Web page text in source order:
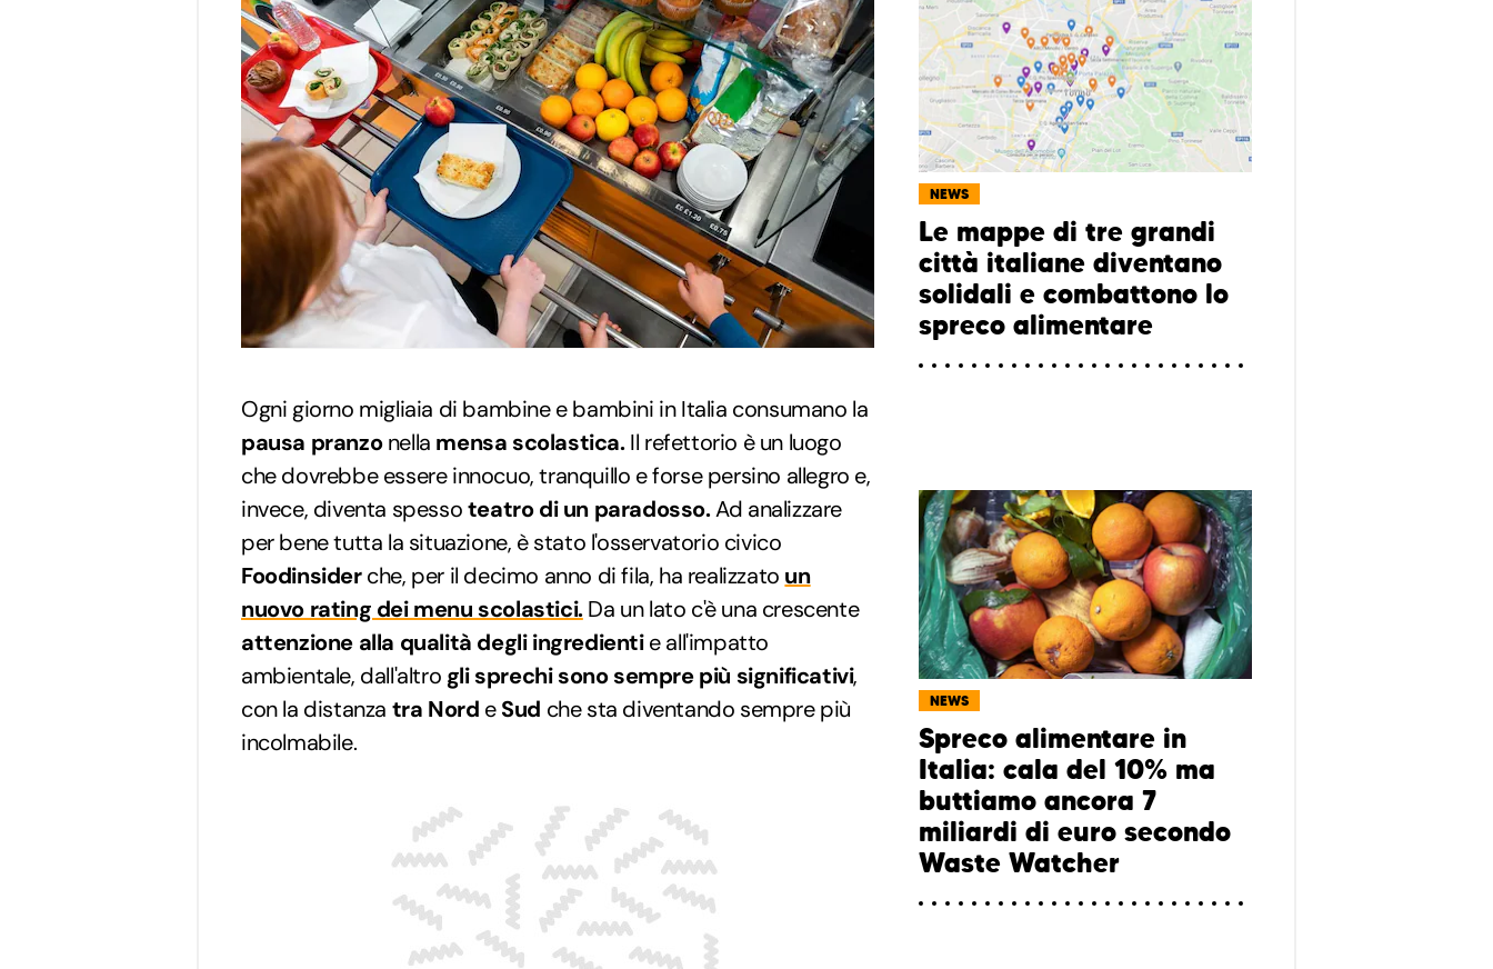
Ogni giorno migliaia di bambine e bambini in Italia consumano la
pausa pranzonella mensa scolastica.Il refettorio è un luogo
che dovrebbe essere innocuo, tranquillo e forse persino allegro e,
invece, diventa spessoteatro di un paradosso.Ad analizzare
per bene tutta la situazione, è stato l'osservatorio civico
Foodinsiderche, per il decimo anno di fila, ha realizzato un
nuovo rating dei menu scolastici.Da un lato c'è una crescente
attenzione alla qualità degli ingredientie all'impatto
ambientale, dall'altro gli sprechi sono sempre più significativi,
con la distanza tra Nord eSud che sta diventando sempre più
incolmabile.
NEWS
Le mappe di tre grandi
città italiane diventano
solidali e combattono lo
spreco alimentare
NEWS
Spreco alimentare in
Italia: cala del 10% ma
buttiamo ancora 7
miliardi di euro secondo
Waste Watcher